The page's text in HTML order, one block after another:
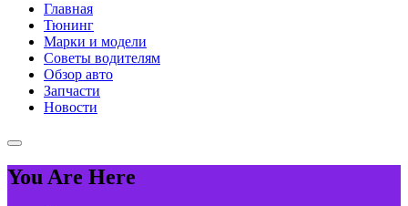
Главная
Тюнинг
Марки и модели
Советы водителям
Обзор авто
Запчасти
Новости
You Are Here